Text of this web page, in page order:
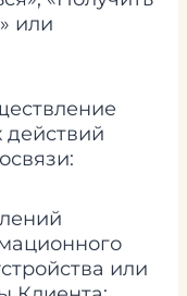
или
или